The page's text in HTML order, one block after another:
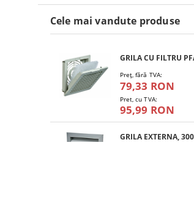
Cele mai vandute produse
Preţ, fără TVA:
79,33 RON
Pret, cu TVA:
95,99 RON